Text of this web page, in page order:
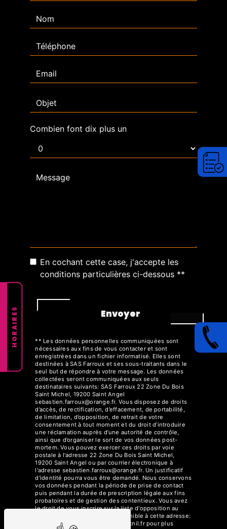
HORAIRES
Combien font dix plus un
En cochant cette case, j'accepte les
conditions particulières ci-dessous **
Envoyer
** Les données personnelles communiquées sont
nécessaires aux fins de vous contacter et sont
enregistrées dans un fichier informatisé. Elles sont
destinées à SAS Farroux et ses sous-traitants dans le
seul but de répondre à votre message. Les données
collectées seront communiquées aux seuls
destinataires suivants: SAS Farroux 22 Zone Du Bois
Saint Michel, 19200 Saint Angel
sebastien.farroux@orange.fr. Vous disposez de droits
d’accès, de rectification, d’effacement, de portabilité,
de limitation, d’opposition, de retrait de votre
consentement à tout moment et du droit d’introduire
une réclamation auprès d’une autorité de contrôle,
ainsi que d’organiser le sort de vos données post-
mortem. Vous pouvez exercer ces droits par voie
postale à l'adresse 22 Zone Du Bois Saint Michel,
19200 Saint Angel ou par courrier électronique à
l'adresse sebastien.farroux@orange.fr. Un justificatif
d'identité pourra vous être demandé. Nous conservons
vos données pendant la période de prise de contact
puis pendant la durée de prescription légale aux fins
probatoires et de gestion des contentieux. Vous avez
le droit de vous inscrire sur la liste d'opposition au
démarchage téléphonique, disponible à cette adresse:
Bloctel.gouv.fr
. Consultez le site cnil.fr pour plus